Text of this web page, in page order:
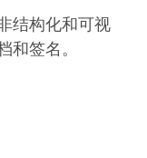
结构化和可视
签名。